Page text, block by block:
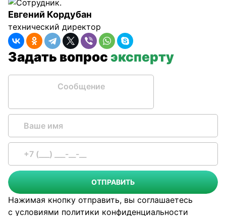
Евгений Кордубан
технический директор
Задать вопросэксперту
ОТПРАВИТЬ
Нажимая кнопку отправить, вы соглашаетесь
с условиями политики конфиденциальности